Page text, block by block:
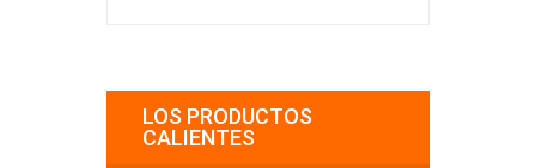
LOS PRODUCTOS
CALIENTES